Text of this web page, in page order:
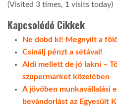
(Visited 3 times, 1 visits today)
Kapcsolódó Cikkek
Ne dobd ki! Megnyílt a
Csinálj pénzt a sétával!
Aldi mellett de jó lakni –
szupermarket közelében
A jövőben munkavállalási
bevándorlást az Egyesült